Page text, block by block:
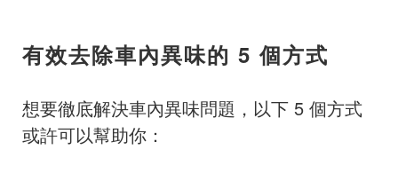
有效去除車內異味的 5 個方式
想要徹底解決車內異味問題，以下 5 個方式
或許可以幫助你：